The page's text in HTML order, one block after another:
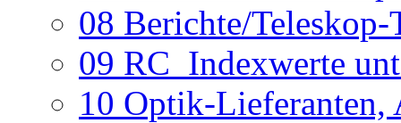
08 Berichte/
09 RC_Indexwerte
10 Optik-Lieferanten,